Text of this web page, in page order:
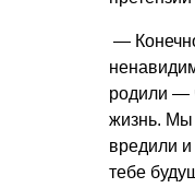
—
родили —
жизнь. Мы
вредили и
тебе